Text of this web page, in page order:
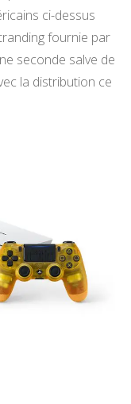
ci-dessus
fournie par
seconde salve de
la distribution ce